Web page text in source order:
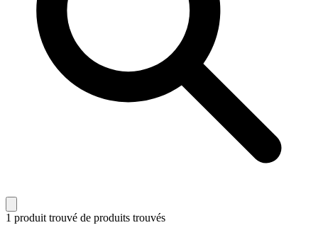
1 produit trouvé de produits trouvés